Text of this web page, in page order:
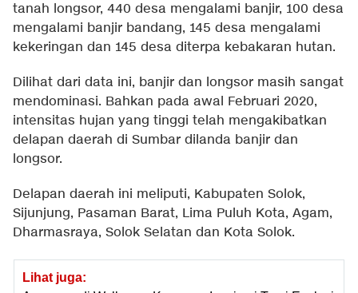
tanah longsor, 440 desa mengalami banjir, 100 desa
mengalami banjir bandang, 145 desa mengalami
kekeringan dan 145 desa diterpa kebakaran hutan.
Dilihat dari data ini, banjir dan longsor masih sangat
mendominasi. Bahkan pada awal Februari 2020,
intensitas hujan yang tinggi telah mengakibatkan
delapan daerah di Sumbar dilanda banjir dan
longsor.
Delapan daerah ini meliputi, Kabupaten Solok,
Sijunjung, Pasaman Barat, Lima Puluh Kota, Agam,
Dharmasraya, Solok Selatan dan Kota Solok.
Lihat juga: